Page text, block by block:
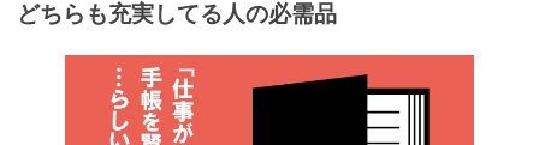
どちらも充実してる人の必需品